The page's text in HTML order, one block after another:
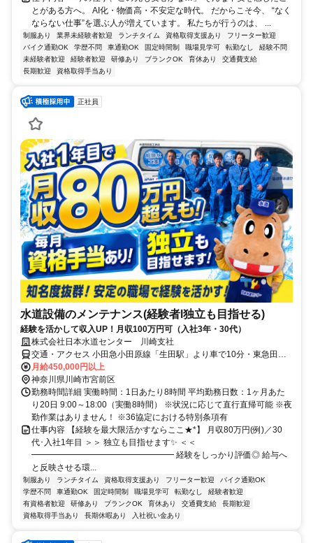
とがある方へ。 AI化・物価高・不安定な時代。 だからこそ今、 “なく
ならない仕事”を選ぶ人が増えています。 私たちが行うのは、 ...
制服あり 業界未経験者歓迎 ランチタイム 資格取得支援あり
フリーター歓迎
バイク通勤OK
学歴不問 車通勤OK 固定時間制 職場見学可 転勤なし
経験不問
未経験者歓迎
経験者歓迎 研修あり ブランクOK 育休あり
交通費支給
長期歓迎
資格取得手当あり
正社員
水道設備のメンテナンス(経験者l独立も目指せる)
経験を活かして収入UP！月収100万円可（入社3年・30代）
株式会社日本水道センター 川崎支社
交通・アクセス 小田急小田原線「生田駅」より車で10分・東急田園
都市線「たまプラーザ駅」より車で13分 ＊社用車貸与(通勤利用可/ガ
ソリン代は会社負担)、マイカー・原付通勤可、直行直帰OK！
月給450,000円以上
神奈川県川崎市宮前区
勤務時間詳細 実働時間：1日あたり8時間 平均勤務日数：1ヶ月あた
り20日 9:00～18:00（実働8時間） ※状況に応じて直行直帰可能 ※夜
勤作業はありません！ ※36協定における特別条項有
仕事内容 【経験を最大限活かすならここ★*】 月収80万円(例)／30
代･入社1年目 ＞＞ 独立も目指せます✨ ＜＜
━━━━━━━━━━━━━━━━━ 経験をしっかり評価◎ 給与へ
と反映させる環...
制服あり ランチタイム 資格取得支援あり フリーター歓迎
バイク通勤OK
学歴不問
車通勤OK 固定時間制 職場見学可 転勤なし
経験者歓迎
有資格者歓迎
研修あり ブランクOK 育休あり 交通費支給
長期歓迎
資格取得手当あり
長期休暇あり 入社祝い金あり